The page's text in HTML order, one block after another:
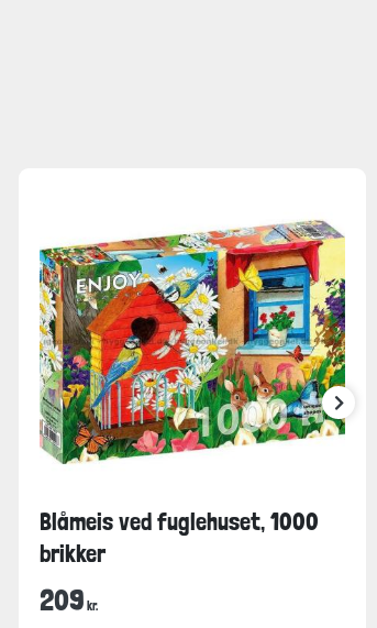
Blåmeis ved fuglehuset, 1000
brikker
209 kr.